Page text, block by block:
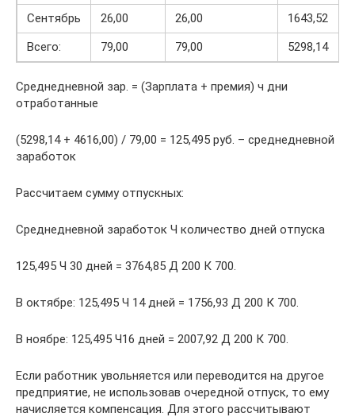
Сентябрь
26,00 26,00
1643,52
Всего:
79,00 79,00 5298,14
Среднедневной зар. = (Зарплата + премия) ч дни
отработанные
(5298,14 + 4616,00) / 79,00 = 125,495 руб. – среднедневной
заработок
Рассчитаем сумму отпускных:
Среднедневной заработок Ч количество дней отпуска
125,495 Ч 30 дней = 3764,85 Д 200 К 700.
В октябре: 125,495 Ч 14 дней = 1756,93 Д 200 К 700.
В ноябре: 125,495 Ч16 дней = 2007,92 Д 200 К 700.
Если работник увольняется или переводится на другое
предприятие, не использовав очередной отпуск, то ему
начисляется компенсация. Для этого рассчитывают